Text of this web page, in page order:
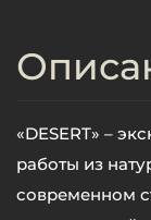
«DESERT» –
работы из
современном